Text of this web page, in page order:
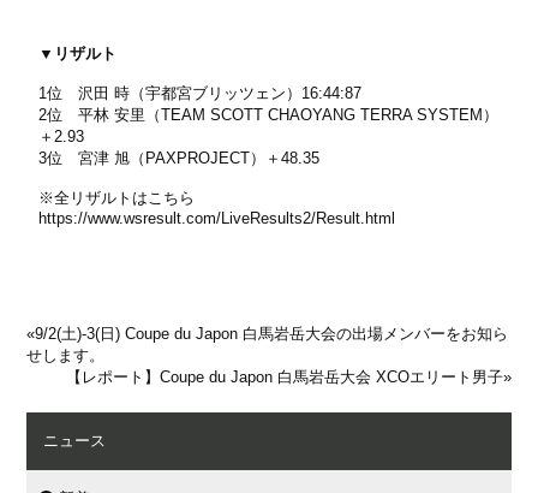
▼リザルト
1位 沢田 時（宇都宮ブリッツェン）16:44:87
2位 平林 安里（TEAM SCOTT CHAOYANG TERRA SYSTEM）
＋2.93
3位 宮津 旭（PAXPROJECT）＋48.35
※全リザルトはこちら
https://www.wsresult.com/LiveResults2/Result.html
«9/2(土)-3(日) Coupe du Japon 白馬岩岳大会の出場メンバーをお知ら
せします。
【レポート】Coupe du Japon 白馬岩岳大会 XCOエリート男子»
ニュース